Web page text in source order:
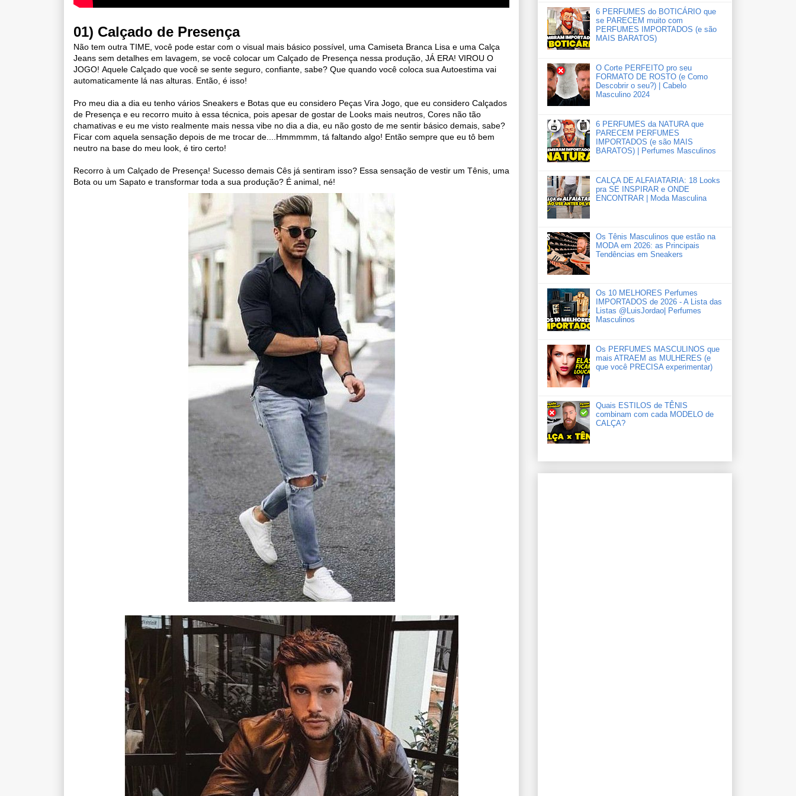
01) Calçado de Presença
Não tem outra TIME, você pode estar com o visual mais básico possível, uma Camiseta Branca Lisa e uma Calça
Jeans sem detalhes em lavagem, se você colocar um Calçado de Presença nessa produção, JÁ ERA! VIROU O
JOGO! Aquele Calçado que você se sente seguro, confiante, sabe? Que quando você coloca sua Autoestima vai
automaticamente lá nas alturas. Então, é isso!
Pro meu dia a dia eu tenho vários Sneakers e Botas que eu considero Peças Vira Jogo, que eu considero Calçados
de Presença e eu recorro muito à essa técnica, pois apesar de gostar de Looks mais neutros, Cores não tão
chamativas e eu me visto realmente mais nessa vibe no dia a dia, eu não gosto de me sentir básico demais, sabe?
Ficar com aquela sensação depois de me trocar de....Hmmmmm, tá faltando algo! Então sempre que eu tô bem
neutro na base do meu look, é tiro certo!
Recorro à um Calçado de Presença! Sucesso demais Cês já sentiram isso? Essa sensação de vestir um Tênis, uma
Bota ou um Sapato e transformar toda a sua produção? É animal, né!
6 PERFUMES do BOTICÁRIO que
se PARECEM muito com
PERFUMES IMPORTADOS (e são
MAIS BARATOS)
O Corte PERFEITO pro seu
FORMATO DE ROSTO (e Como
Descobrir o seu?) | Cabelo
Masculino 2024
6 PERFUMES da NATURA que
PARECEM PERFUMES
IMPORTADOS (e são MAIS
BARATOS) | Perfumes Masculinos
CALÇA DE ALFAIATARIA: 18 Looks
pra SE INSPIRAR e ONDE
ENCONTRAR | Moda Masculina
Os Tênis Masculinos que estão na
MODA em 2026: as Principais
Tendências em Sneakers
Os 10 MELHORES Perfumes
IMPORTADOS de 2026 - A Lista das
Listas ‪‪‪@LuisJordao‬| Perfumes
Masculinos
Os PERFUMES MASCULINOS que
mais ATRAEM as MULHERES (e
que você PRECISA experimentar)
Quais ESTILOS de TÊNIS
combinam com cada MODELO de
CALÇA?